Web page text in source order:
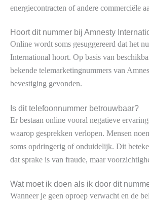
energiecontracten of andere commerciële
Hoort dit nummer bij Amnesty
Online wordt soms gesuggereerd dat het
International hoort. Op basis van
bekende telemarketingnummers van
bevestiging gevonden.
Is dit telefoonnummer betrouwbaar?
Er bestaan online vooral negatieve
waarop gesprekken verlopen. Mensen
soms opdringerig of onduidelijk. Dit
dat sprake is van fraude, maar
Wat moet ik doen als ik door dit
Wanneer je geen oproep verwacht en de